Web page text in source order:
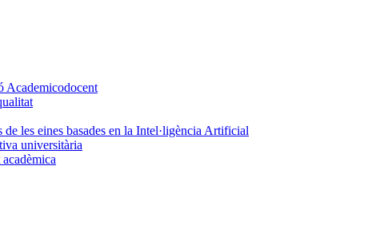
Academicodocent
les eines basades en la Intel·ligència Artificial
universitària